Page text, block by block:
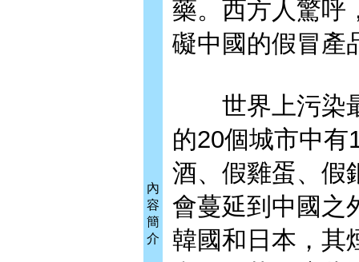
內
容
簡
介
藥。西方人驚呼
礙中國的假冒產
世界上污染最
的20個城市中
酒、假雞蛋、假
會蔓延到中國之
韓國和日本，其